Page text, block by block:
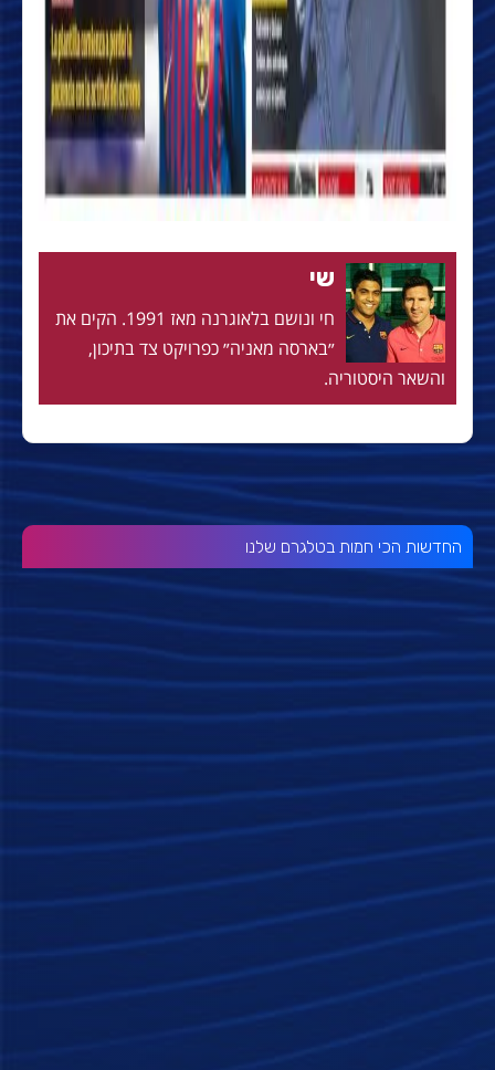
שי
חי ונושם בלאוגרנה מאז 1991. הקים את
״בארסה מאניה״ כפרויקט צד בתיכון,
והשאר היסטוריה.
החדשות הכי חמות בטלגרם שלנו